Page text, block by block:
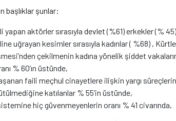
başlıklar şunlar:
yapan aktörler sırasıyla devlet (%61) erkekler (%
uğrayan kesimler sırasıyla kadınlar ( %68) ,
çekilmenin kadına yönelik şiddet
% 60’ın üstünde,
yaşanan faili meçhul cinayetlere ilişkin yargı
katılanlar % 55’in üstünde,
hiç güvenmeyenlerin oranı % 41 civarında,